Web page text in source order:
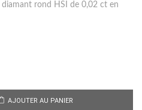
rond HSI de 0,02 ct en
AJOUTER AU PANIER